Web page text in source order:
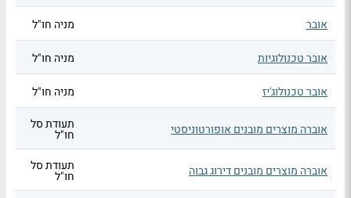
אובר מניה חו"ל
אובר טכנולוגיות מניה חו"ל
אובר טכנולוג'יז מניה חו"ל
אוברה מוצרים מובנים אופורטוניסטי תעודת סל
חו"ל
אוברה מוצרים מובנים דירוג גבוה תעודת סל
חו"ל